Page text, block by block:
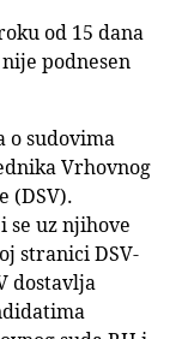
od 15 dana
podnesen
o sudovima
Vrhovnog
(DSV).
se uz njihove
stranici DSV-
dostavlja